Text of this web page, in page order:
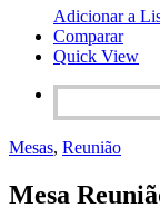
Adicionar a
Comparar
Quick View
Mesas, Reunião
Mesa